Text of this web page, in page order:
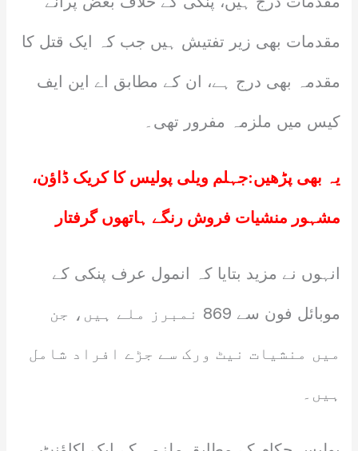
مقدمات بھی زیر تفتیش ہیں جب کہ ایک قتل کا
مقدمہ بھی درج ہے، ان کے مطابق اے این ایف
کیس میں ملزمہ مفرور تھی۔
یہ بھی پڑھیں:جہلم ویلی پولیس کا کریک ڈاؤن،
مشہور منشیات فروش رنگے ہاتھوں گرفتار
انہوں نے مزید بتایا کہ انمول عرف پنکی کے
موبائل فون سے 869 نمبرز ملے ہیں، جن
میں منشیات نیٹ ورک سے جڑے افراد شامل
ہیں۔